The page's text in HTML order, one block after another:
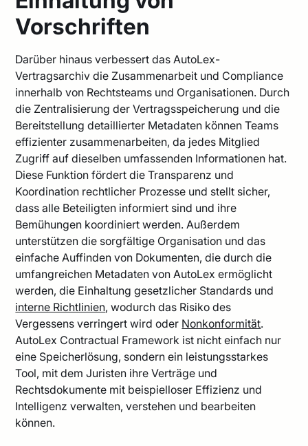
Vorschriften
Darüber hinaus verbessert das AutoLex-
Vertragsarchiv die Zusammenarbeit und Compliance
innerhalb von Rechtsteams und Organisationen. Durch
die Zentralisierung der Vertragsspeicherung und die
Bereitstellung detaillierter Metadaten können Teams
effizienter zusammenarbeiten, da jedes Mitglied
Zugriff auf dieselben umfassenden Informationen hat.
Diese Funktion fördert die Transparenz und
Koordination rechtlicher Prozesse und stellt sicher,
dass alle Beteiligten informiert sind und ihre
Bemühungen koordiniert werden. Außerdem
unterstützen die sorgfältige Organisation und das
einfache Auffinden von Dokumenten, die durch die
umfangreichen Metadaten von AutoLex ermöglicht
werden, die Einhaltung gesetzlicher Standards und
interne Richtlinien, wodurch das Risiko des
Vergessens verringert wird oder Nonkonformität.
AutoLex Contractual Framework ist nicht einfach nur
eine Speicherlösung, sondern ein leistungsstarkes
Tool, mit dem Juristen ihre Verträge und
Rechtsdokumente mit beispielloser Effizienz und
Intelligenz verwalten, verstehen und bearbeiten
können.